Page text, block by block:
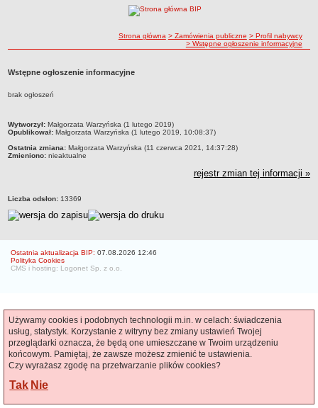
SPOSÓB PRZYJMOWANIA I ZAŁATWIANIA SPRAW
RODO.
RODO
Organizacja
Kierownictwo Zarządu Zasobu Komunalnego
Majątek, którym dysponuje ZZK
STREFA PRACOWNIKA
nazwa
BOK-i
Zamówienia bez procedury PZP - platforma elektroniczna
Zamówienia zgodne z procedurą PZP - platforma elektroniczna
Archiwalne - Zamówiena zgodne z procedurą PZP
Archiwalne - Zamówienia zgodne z procedurą PZP sprzed
01.03.2016
ścieżka nawigacji
Strona główna > Zamówienia publiczne > Profil nabywcy
> Wstępne ogłoszenie informacyjne
Wstępne ogłoszenie informacyjne
brak ogłoszeń
metryczka
Wytworzył: Małgorzata Warzyńska (1 lutego 2019)
Opublikował: Małgorzata Warzyńska (1 lutego 2019, 10:08:37)
Ostatnia zmiana: Małgorzata Warzyńska (11 czerwca 2021, 14:37:28)
Zmieniono: nieaktualne
rejestr zmian tej informacji »
Liczba odsłon: 13369
Ostatnia aktualizacja BIP: 07.08.2026 12:46
Polityka Cookies
CMS i hosting: Logonet Sp. z o.o.
Używamy cookies i podobnych technologii m.in. w celach: świadczenia
usług, statystyk. Korzystanie z witryny bez zmiany ustawień Twojej
przeglądarki oznacza, że będą one umieszczane w Twoim urządzeniu
końcowym. Pamiętaj, że zawsze możesz zmienić te ustawienia.
Czy wyrażasz zgodę na przetwarzanie plików cookies?
Tak Nie